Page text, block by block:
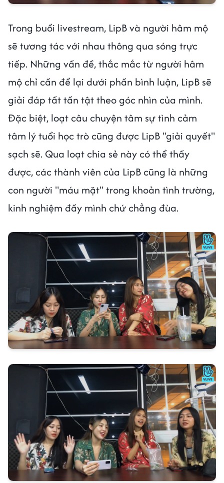
Trong buổi livestream, LipB và người hâm mộ
sẽ tương tác với nhau thông qua sóng trực
tiếp. Những vấn đề, thắc mắc từ người hâm
mộ chỉ cần để lại dưới phần bình luận, LipB sẽ
giải đáp tất tần tật theo góc nhìn của mình.
Đặc biệt, loạt câu chuyện tâm sự tình cảm
tâm lý tuổi học trò cũng được LipB "giải quyết"
sạch sẽ. Qua loạt chia sẻ này có thể thấy
được, các thành viên của LipB cũng là những
con người "máu mặt" trong khoản tình trường,
kinh nghiệm đầy mình chứ chẳng đùa.